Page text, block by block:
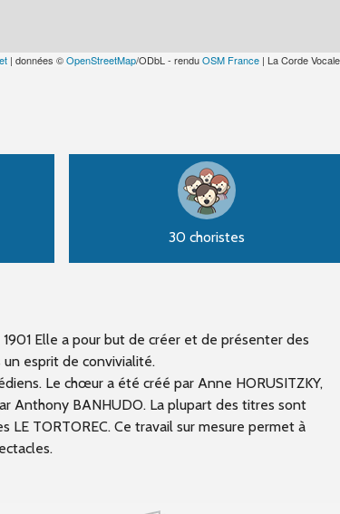
| données ©OpenStreetMap/ODbL - renduOSM France | La Corde Vocale
30 choristes
Elle a pour but de créer et de présenter des
esprit de convivialité.
Le chœur a été créé par Anne HORUSITZKY,
Anthony BANHUDO. La plupart des titres sont
TORTOREC. Ce travail sur mesure permet à